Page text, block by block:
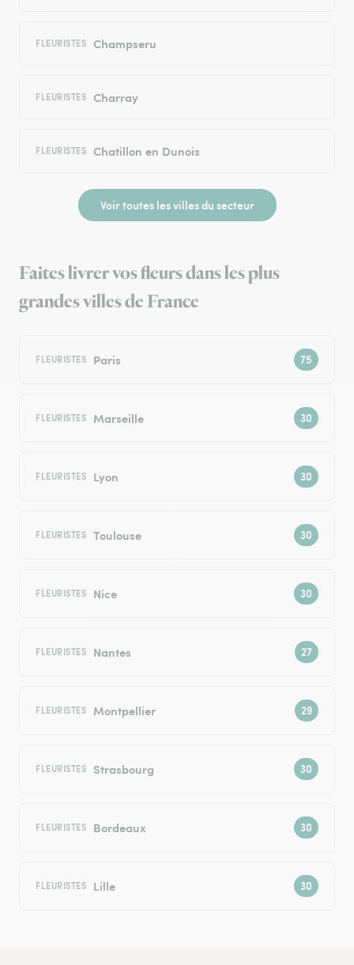
FLEURISTES Champseru
FLEURISTES Charray
FLEURISTES Chatillon en Dunois
Voir toutes les villes du secteur
Faites livrer vos fleurs dans les plus
grandes villes de France
FLEURISTES Paris
FLEURISTES Marseille
FLEURISTES Lyon
FLEURISTES Toulouse
FLEURISTES Nice
FLEURISTES Nantes
FLEURISTES Montpellier
FLEURISTES Strasbourg
FLEURISTES Bordeaux
FLEURISTES Lille